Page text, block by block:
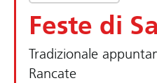
Feste di
Tradizionale
Rancate